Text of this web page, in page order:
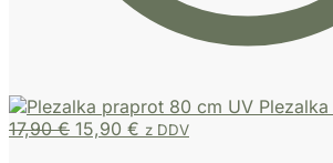
17,90€ 15,90 € z DDV